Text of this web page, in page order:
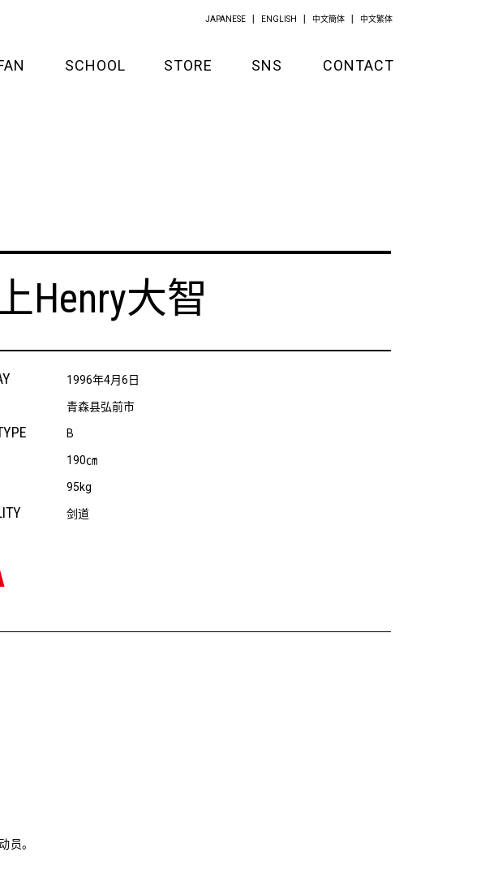
SCHOOL STORE SNS CONTACT
JAPANESE ENGLISH 中文簡体 中文繁体
Henry大智
1996年4月6日
青森县弘前市
B
190㎝
95kg
剑道
员。